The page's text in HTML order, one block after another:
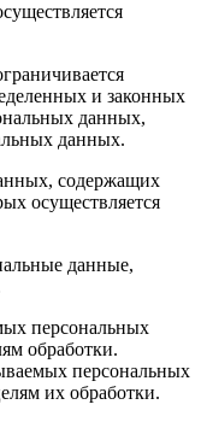
и законных
данных,
данных.
содержащих
осуществляется
данные,
персональных
обработки.
персональных
их обработки.